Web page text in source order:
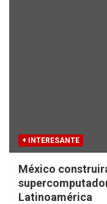
+ INTERESANTE
México
Latinoamérica